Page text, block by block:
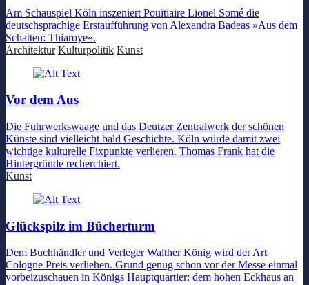
Am Schauspiel Köln inszeniert Pouitiaire Lionel Somé die
deutschsprachige Erstaufführung von Alexandra Badeas »Aus dem
Schatten: Thiaroye«.
Architektur Kulturpolitik Kunst
Vor dem Aus
Die Fuhrwerkswaage und das Deutzer Zentralwerk der schönen
Künste sind vielleicht bald Geschichte. Köln würde damit zwei
wichtige kulturelle Fixpunkte verlieren. Thomas Frank hat die
Hintergründe recherchiert.
Kunst
Glückspilz im Bücherturm
Dem Buchhändler und Verleger Walther König wird der Art
Cologne Preis verliehen. Grund genug schon vor der Messe einmal
vorbeizuschauen in Königs Hauptquartier: dem hohen Eckhaus an